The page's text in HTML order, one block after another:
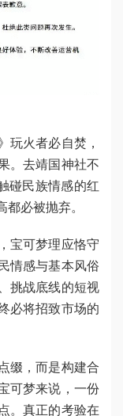
玩火者必自焚，
。去靖国神社不
碰民族情感的红
必被抛弃。
宝可梦理应恪守
情感与基本风俗
挑战底线的短视
必将招致市场的
缀，而是构建合
可梦来说，一份
。真正的考验在